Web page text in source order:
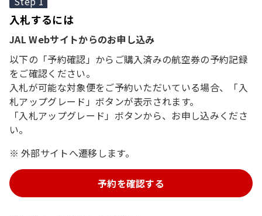
入札するには
JAL Webサイトからのお申し込み
以下の「予約確認」からご購入済みの航空券の予約記録
をご確認ください。
入札が可能な対象便をご予約いただいている場合、「入
札アップグレード」ボタンが表示されます。
「入札アップグレード」ボタンから、お申し込みくださ
い。
外部サイトへ遷移します。
予約を確認する